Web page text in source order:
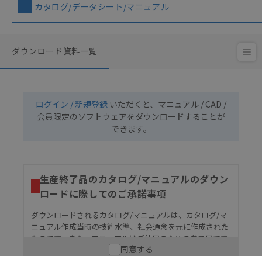
カタログ/データシート/マニュアル
ダウンロード資料一覧
ログイン / 新規登録 いただくと、マニュアル / CAD /
会員限定のソフトウェアをダウンロードすることが
できます。
生産終了品のカタログ/マニュアルのダウン
ロードに際してのご承諾事項
ダウンロードされるカタログ/マニュアルは、カタログ/マ
ニュアル作成当時の技術水準、社会通念を元に作成された
ものです。また、マニュアルはご使用のための参考用です
ので、ご使用にあたっての安全性については十分にご配慮
同意する